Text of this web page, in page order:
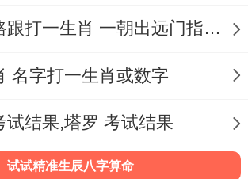
一朝出动有路跟打一生肖 一朝出远门指什么生肖
名字打一生肖或数字
试结果,塔罗 考试结果
试试精准生辰八字算命